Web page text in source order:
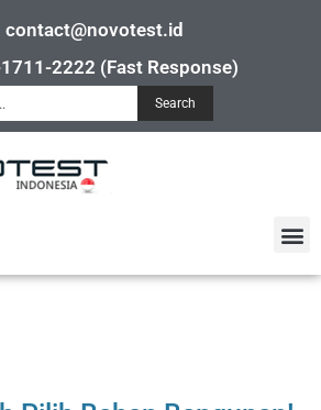
contact@novotest.id
2222 (Fast Response)
Search